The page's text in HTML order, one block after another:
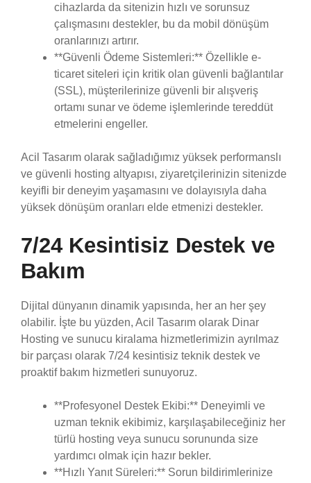
cihazlarda da sitenizin hızlı ve sorunsuz
çalışmasını destekler, bu da mobil dönüşüm
oranlarınızı artırır.
**Güvenli Ödeme Sistemleri:** Özellikle e-
ticaret siteleri için kritik olan güvenli bağlantılar
(SSL), müşterilerinize güvenli bir alışveriş
ortamı sunar ve ödeme işlemlerinde tereddüt
etmelerini engeller.
Acil Tasarım olarak sağladığımız yüksek performanslı
ve güvenli hosting altyapısı, ziyaretçilerinizin sitenizde
keyifli bir deneyim yaşamasını ve dolayısıyla daha
yüksek dönüşüm oranları elde etmenizi destekler.
7/24 Kesintisiz Destek ve
Bakım
Dijital dünyanın dinamik yapısında, her an her şey
olabilir. İşte bu yüzden, Acil Tasarım olarak Dinar
Hosting ve sunucu kiralama hizmetlerimizin ayrılmaz
bir parçası olarak 7/24 kesintisiz teknik destek ve
proaktif bakım hizmetleri sunuyoruz.
**Profesyonel Destek Ekibi:** Deneyimli ve
uzman teknik ekibimiz, karşılaşabileceğiniz her
türlü hosting veya sunucu sorununda size
yardımcı olmak için hazır bekler.
**Hızlı Yanıt Süreleri:** Sorun bildirimlerinize